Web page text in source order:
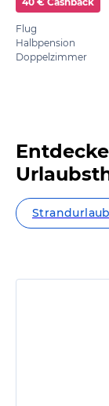
Flug
Halbpension
Doppelzimmer
Strandurlaub